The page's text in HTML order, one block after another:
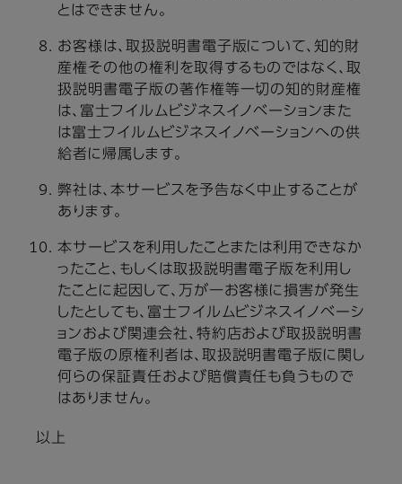
とはできません。
お客様は、取扱説明書電子版について、知的財
産権その他の権利を取得するものではなく、取
扱説明書電子版の著作権等一切の知的財産権
は、富士フイルムビジネスイノベーションまた
は富士フイルムビジネスイノベーションへの供
給者に帰属します。
弊社は、本サービスを予告なく中止することが
あります。
本サービスを利用したことまたは利用できなか
ったこと、もしくは取扱説明書電子版を利用し
たことに起因して、万が一お客様に損害が発生
したとしても、富士フイルムビジネスイノベーシ
ョンおよび関連会社、特約店および取扱説明書
電子版の原権利者は、取扱説明書電子版に関し
何らの保証責任および賠償責任も負うもので
はありません。
以上